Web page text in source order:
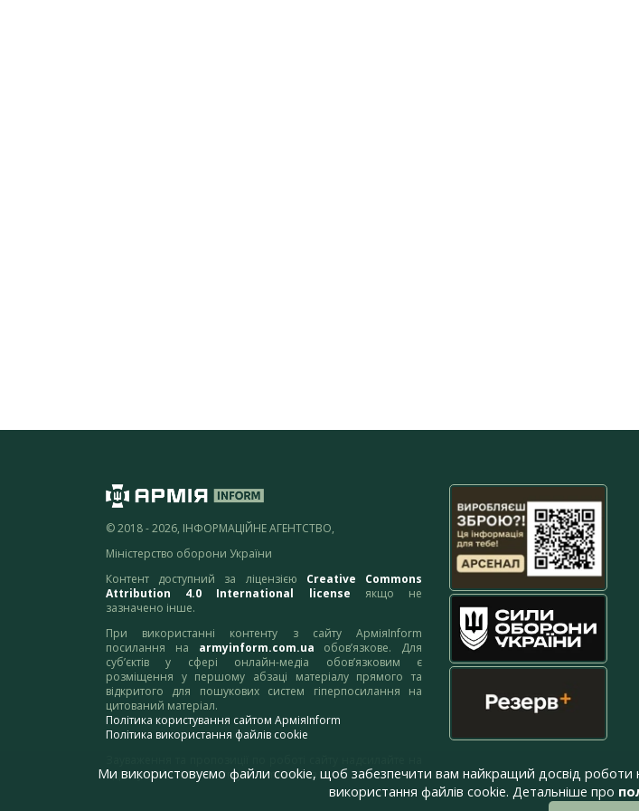
© 2018 - 2026, ІНФОРМАЦІЙНЕ АГЕНТСТВО,
Міністерство оборони України
Контент доступний за ліцензією Creative Commons
Attribution 4.0 International license якщо не
зазначено інше.
При використанні контенту з сайту АрміяInform
посилання на armyinform.com.ua обов’язкове. Для
суб’єктів у сфері онлайн-медіа обов’язковим є
розміщення у першому абзаці матеріалу прямого та
відкритого для пошукових систем гіперпосилання на
цитований матеріал.
Політика користування сайтом АрміяInform
Політика використання файлів cookie
адресу:webmaster@armyinform.com.ua
Ми використовуємо файли cookie, щоб забезпечити вам найкращий досвід
використання файлів cookie. Детальніше про